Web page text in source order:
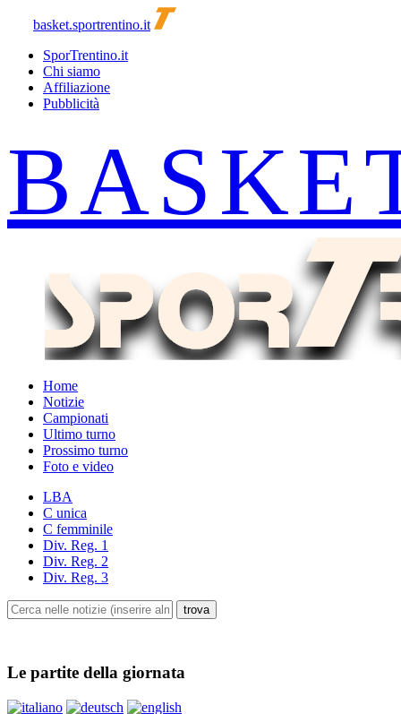
basket.sportrentino.it
SporTrentino.it
Chi siamo
Affiliazione
Pubblicità
Home
Notizie
Campionati
Ultimo turno
Prossimo turno
Foto e video
LBA
C unica
C femminile
Div. Reg. 1
Div. Reg. 2
Div. Reg. 3
Le partite della giornata